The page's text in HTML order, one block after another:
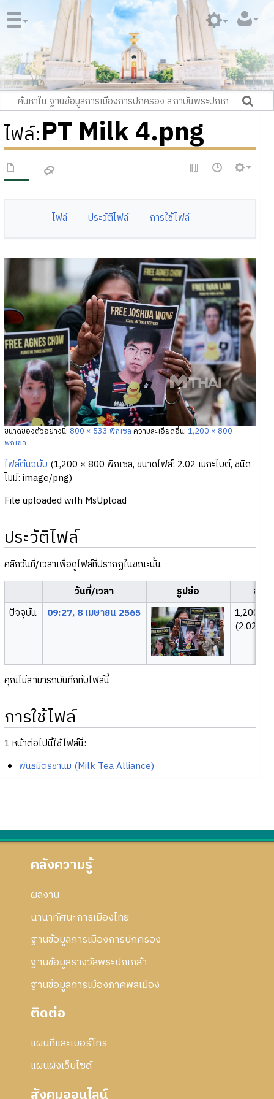
ไฟล์:PT Milk 4.png
ไฟล์ ประวัติไฟล์ การใช้ไฟล์
ขนาดของตัวอย่างนี้: 800 × 533 พิกเซลความละเอียดอื่น: 1,200 × 800
พิกเซล
ไฟล์ต้นฉบับ (1,200 × 800 พิกเซล, ขนาดไฟล์: 2.02 เมกะไบต์, ชนิด
ไมม์: image/png)
File uploaded with MsUpload
ประวัติไฟล์
คลิกวันที่/เวลาเพื่อดูไฟล์ที่ปรากฏในขณะนั้น
วันที่/เวลา
รูปย่อ
ขนา
ปัจจุบัน
09:27, 8 เมษายน 2565
1,200 ×
(2.02 เม
คุณไม่สามารถบันทึกทับไฟล์นี้
การใช้ไฟล์
1 หน้าต่อไปนี้ใช้ไฟล์นี้:
พันธมิตรชานม (Milk Tea Alliance)
คลังความรู้
ผลงาน
นานาทัศนะการเมืองไทย
ฐานข้อมูลการเมืองการปกครอง
ฐานข้อมูลรางวัลพระปกเกล้า
ฐานข้อมูลการเมืองภาคพลเมือง
ติดต่อ
แผนที่และเบอร์โทร
แผนผังเว็บไซด์